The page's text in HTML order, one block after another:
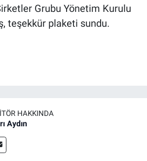
Grubu Yönetim Kurulu
teşekkür plaketi sundu.
HAKKINDA
Aydın